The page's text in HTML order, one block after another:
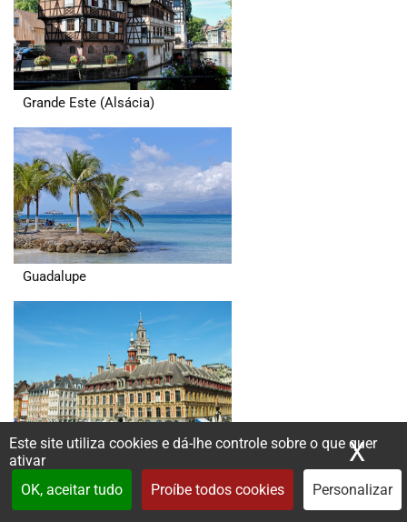
Este site utiliza cookies e dá-lhe controle sobre o que quer
ativar
OK, aceitar tudo
Proíbe todos cookies Personalizar
X
Grande Este (Alsácia)
Guadalupe
Hauts de France